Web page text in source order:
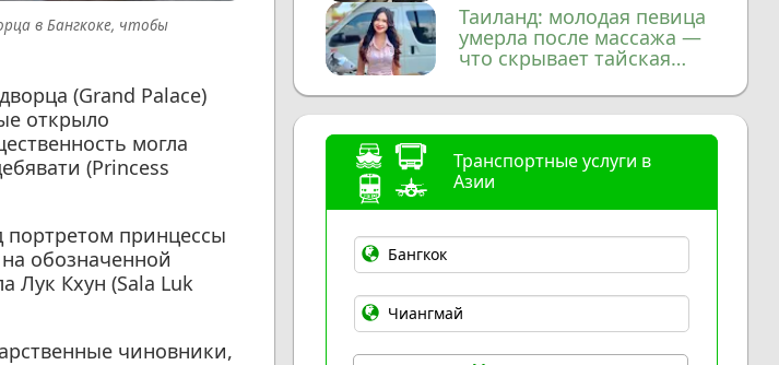
в Бангкоке, чтобы
(Grand Palace)
открыло
могла
(Princess
портретом принцессы
обозначенной
Лук Кхун (Sala Luk
чиновники,
Таиланд: молодая певица
умерла после массажа —
что скрывает тайская
медицина?
Транспортные услуги в
Азии